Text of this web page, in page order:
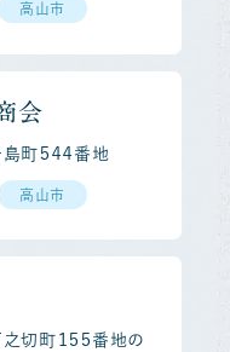
高山市
会
町５４４番地
高山市
町１５５番地の